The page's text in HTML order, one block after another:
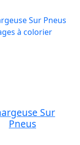
Sur
Pneus